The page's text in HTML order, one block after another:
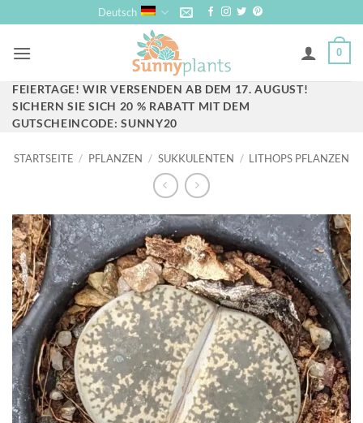
Inhalt
springen
Deutsch
0
FEIERTAGE! WIR VERSENDEN AB DEM 17. AUGUST!
SICHERN SIE SICH 20 % RABATT MIT DEM
GUTSCHEINCODE: SUNNY20
STARTSEITE / PFLANZEN / SUKKULENTEN / LITHOPS PFLANZEN